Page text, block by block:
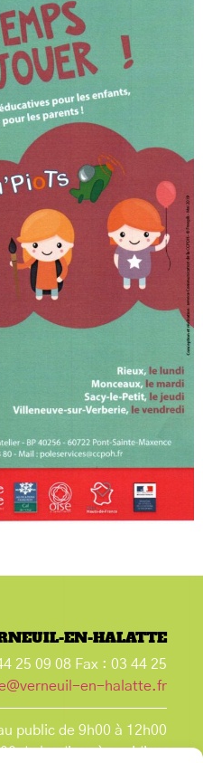
EN-HALATTE
25 09 08 Fax : 03 44 25
en-halatte.fr
public de 9h00 à 12h00
du lundi après-midi au